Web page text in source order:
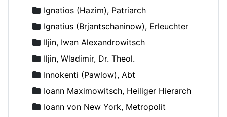
Ignatios (Hazim), Patriarch
Ignatius (Brjantschaninow), Erleuchter
Iljin, Iwan Alexandrowitsch
Iljin, Wladimir, Dr. Theol.
Innokenti (Pawlow), Abt
Ioann Maximowitsch, Heiliger Hierarch
Ioann von New York, Metropolit